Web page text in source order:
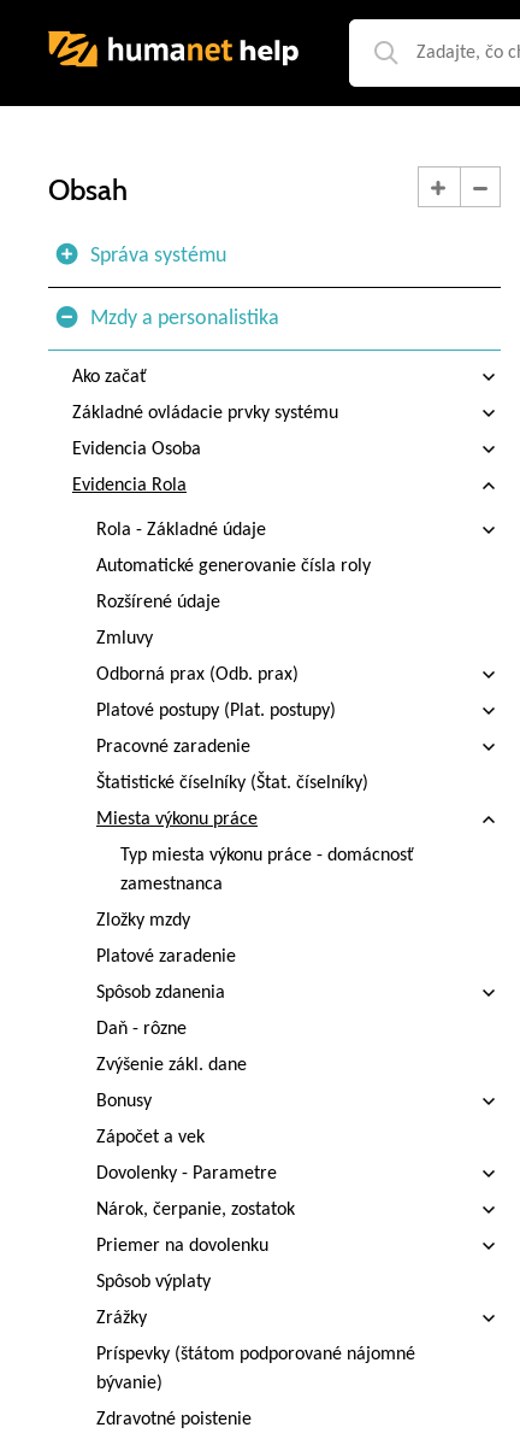
Obsah
Správa systému
Mzdy a personalistika
Ako začať
Základné ovládacie prvky systému
Evidencia Osoba
Evidencia Rola
Rola - Základné údaje
Automatické generovanie čísla roly
Rozšírené údaje
Zmluvy
Odborná prax (Odb. prax)
Platové postupy (Plat. postupy)
Pracovné zaradenie
Štatistické číselníky (Štat. číselníky)
Miesta výkonu práce
Typ miesta výkonu práce - domácnosť
zamestnanca
Zložky mzdy
Platové zaradenie
Spôsob zdanenia
Daň - rôzne
Zvýšenie zákl. dane
Bonusy
Zápočet a vek
Dovolenky - Parametre
Nárok, čerpanie, zostatok
Priemer na dovolenku
Spôsob výplaty
Zrážky
Príspevky (štátom podporované nájomné
bývanie)
Zdravotné poistenie